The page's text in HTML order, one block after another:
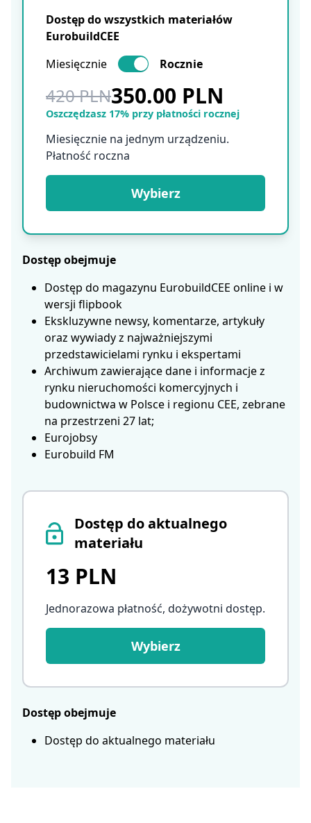
Dostęp do aktualnego
materiału
13 PLN
Jednorazowa płatność, dożywotni dostęp.
Wybierz
Dostęp obejmuje
Dostęp do aktualnego materiału
Dostęp do wszystkich materiałów
EurobuildCEE
Miesięcznie
Rocznie
420 PLN350.00 PLN
Oszczędzasz 17% przy płatności rocznej
Miesięcznie na jednym urządzeniu.
Płatność roczna
Wybierz
Dostęp obejmuje
Dostęp do magazynu EurobuildCEE online i w
wersji flipbook
Ekskluzywne newsy, komentarze, artykuły
oraz wywiady z najważniejszymi
przedstawicielami rynku i ekspertami
Archiwum zawierające dane i informacje z
rynku nieruchomości komercyjnych i
budownictwa w Polsce i regionu CEE, zebrane
na przestrzeni 27 lat;
Eurojobsy
Eurobuild FM